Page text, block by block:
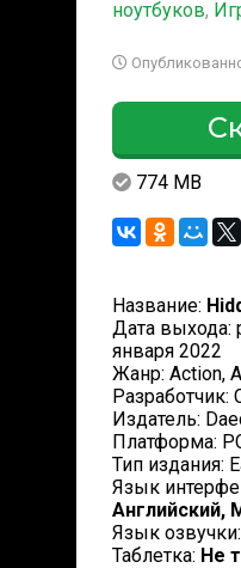
ноутбуков,
774 MB
Название:
Дата выхода:
января 2022
Жанр: Action,
Разработчик:
Издатель:
Платформа:
Тип издания:
Язык
Английский,
Язык
Таблетка: Не